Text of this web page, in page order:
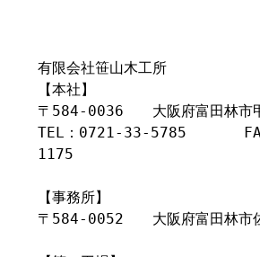
有限会社笹山木工所
【本社】
〒584-0036 大阪府富田林市
TEL：0721-33-5785
1175
【事務所】
〒584-0052 大阪府富田林市